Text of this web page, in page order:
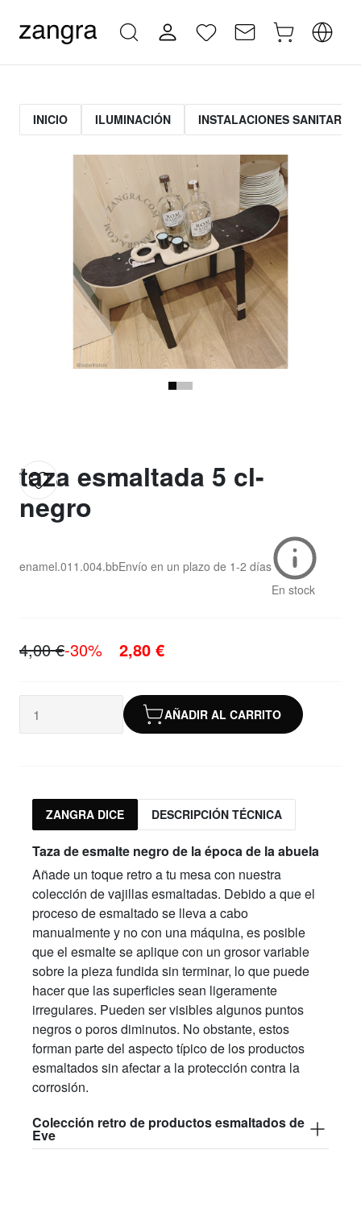
INICIO ILUMINACIÓN INSTALACIONES SANITARIAS
taza esmaltada 5 cl-
negro
enamel.011.004.bbEnvío en un plazo de 1-2 días
En stock
4,00 €-30% 2,80 €
AÑADIR AL CARRITO
ZANGRA DICE DESCRIPCIÓN TÉCNICA
Taza de esmalte negro de la época de la abuela
Añade un toque retro a tu mesa con nuestra
colección de vajillas esmaltadas. Debido a que el
proceso de esmaltado se lleva a cabo
manualmente y no con una máquina, es posible
que el esmalte se aplique con un grosor variable
sobre la pieza fundida sin terminar, lo que puede
hacer que las superficies sean ligeramente
irregulares. Pueden ser visibles algunos puntos
negros o poros diminutos. No obstante, estos
forman parte del aspecto típico de los productos
esmaltados sin afectar a la protección contra la
corrosión.
Colección retro de productos esmaltados de
Eve